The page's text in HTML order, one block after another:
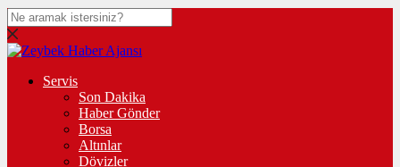
Servis
Son Dakika
Haber Gönder
Borsa
Altınlar
Dövizler